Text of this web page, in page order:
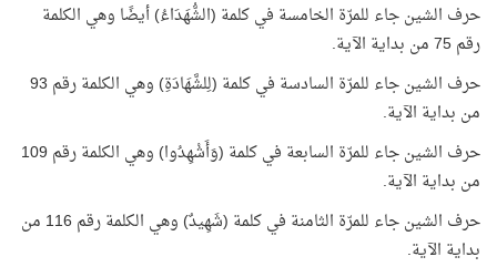
حرف الشين جاء للمرّة الخامسة في كلمة (الشُّهَدَاءُ) أيضًا وهي الكلمة
رقم 75 من بداية الآية.
حرف الشين جاء للمرّة السادسة في كلمة (لِلشَّهَادَةِ) وهي الكلمة رقم 93
من بداية الآية.
حرف الشين جاء للمرّة السابعة في كلمة (وَأَشْهِدُوا) وهي الكلمة رقم 109
من بداية الآية.
حرف الشين جاء للمرّة الثامنة في كلمة (شَهِيدٌ) وهي الكلمة رقم 116 من
بداية الآية.